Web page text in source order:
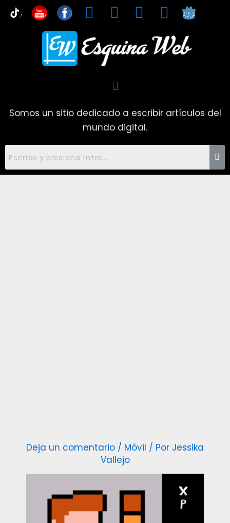
contenido
You
Menú
Somos un sitio dedicado a escribir artículos del
mundo digital.
Deja un comentario / Móvil / Por Jessika
Vallejo